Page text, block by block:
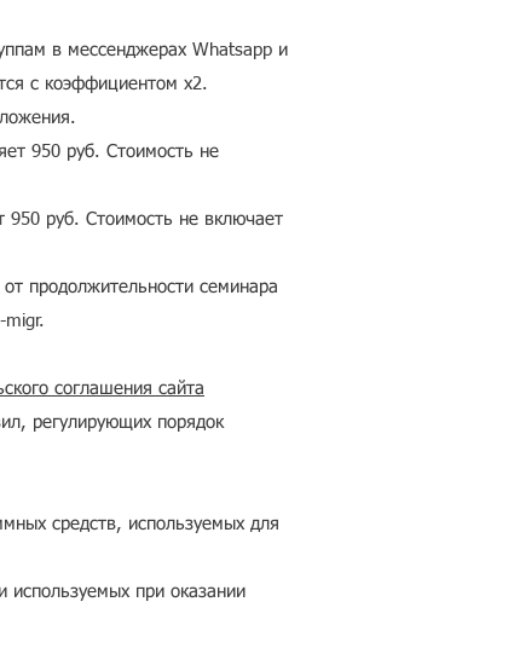
в мессенджерах Whatsapp и
с коэффициентом х2.
950 руб. Стоимость не
950 руб. Стоимость не включает
продолжительности семинара
migr.
соглашения сайта
регулирующих порядок
средств, используемых для
используемых при оказании